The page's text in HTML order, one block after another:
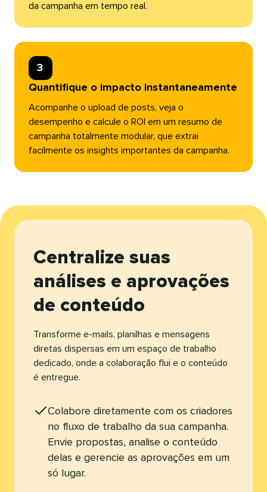
da campanha em tempo real.​​
3​​
Quantifique o impacto instantaneamente​​
Acompanhe o upload de posts, veja o
desempenho e calcule o ROI em um resumo de
campanha totalmente modular, que extrai
facilmente os insights importantes da campanha.​​
Centralize suas
análises e aprovações
de conteúdo​​
Transforme e-mails, planilhas e mensagens
diretas dispersas em um espaço de trabalho
dedicado, onde a colaboração flui e o conteúdo
é entregue.​​
Colabore diretamente com os criadores
no fluxo de trabalho da sua campanha.
Envie propostas, analise o conteúdo
delas e gerencie as aprovações em um
só lugar.​​